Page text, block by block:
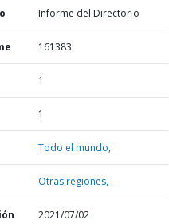
Informe del Directorio
161383
1
1
Todo el mundo,
Otras regiones,
2021/07/02